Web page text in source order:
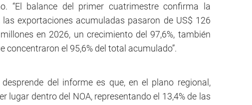
“El balance del primer cuatrimestre confirma la
exportaciones acumuladas pasaron de US$ 126
en 2026, un crecimiento del 97,6%, también
concentraron el 95,6% del total acumulado”.
del informe es que, en el plano regional,
lugar dentro del NOA, representando el 13,4% de las